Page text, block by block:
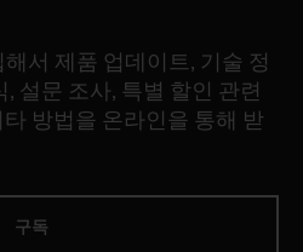
서 제품 업데이트, 기술 정
설문 조사, 특별 할인 관련
방법을 온라인을 통해 받
구독